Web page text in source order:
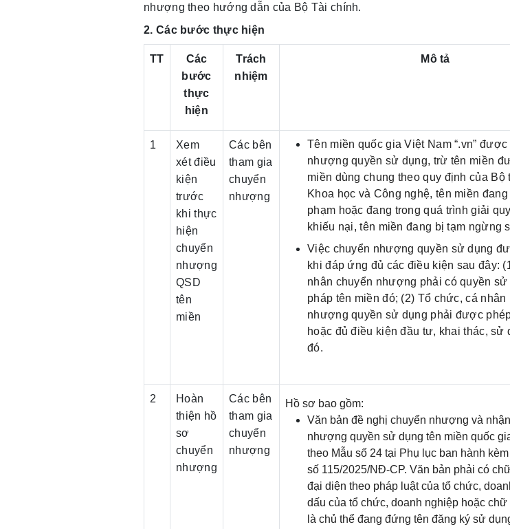
nhượng theo hướng dẫn của Bộ Tài chính.
2. Các bước thực hiện
TT
Các
bước
thực
hiện
Trách
nhiệm
Mô tả
1
Xem
xét điều
kiện
trước
khi thực
hiện
chuyển
nhượng
QSD
tên
miền
Các bên
tham gia
chuyển
nhượng
Tên miền quốc gia Việt Nam “.vn” được
nhượng quyền sử dụng, trừ tên miền
miền dùng chung theo quy định của Bộ
Khoa học và Công nghệ, tên miền
phạm hoặc đang trong quá trình giải
khiếu nại, tên miền đang bị tạm ngừng
Việc chuyển nhượng quyền sử dụng
khi đáp ứng đủ các điều kiện sau đây:
nhân chuyển nhượng phải có quyền
pháp tên miền đó; (2) Tổ chức, cá nhân
nhượng quyền sử dụng phải được
hoặc đủ điều kiện đầu tư, khai thác, sử
đó.
2
Hoàn
thiện hồ
sơ
chuyển
nhượng
Các bên
tham gia
chuyển
nhượng
Hồ sơ bao gồm:
Văn bản đề nghị chuyển nhượng và
nhượng quyền sử dụng tên miền quốc
theo Mẫu số 24 tại Phụ lục ban hành
số 115/2025/NĐ-CP. Văn bản phải có
đại diện theo pháp luật của tổ chức,
dấu của tổ chức, doanh nghiệp hoặc chữ
là chủ thể đang đứng tên đăng ký sử